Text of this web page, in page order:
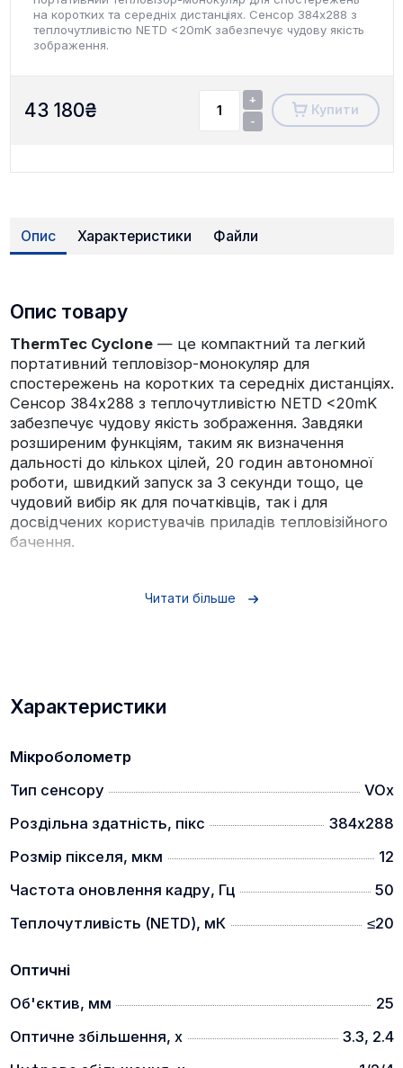
на коротких та середніх дистанціях. Сенсор 384х288 з
теплочутливістю NETD <20mK забезпечує чудову якість
зображення.
43 180₴
+
-
Купити
Опис Характеристики Файли
Опис товару
ThermTec Cyclone— це компактний та легкий
портативний тепловізор-монокуляр для
спостережень на коротких та середніх дистанціях.
Сенсор 384х288 з теплочутливістю NETD <20mK
забезпечує чудову якість зображення. Завдяки
розширеним функціям, таким як визначення
дальності до кількох цілей, 20 годин автономної
роботи, швидкий запуск за 3 секунди тощо, це
чудовий вибір як для початківців, так і для
досвідчених користувачів приладів тепловізійного
бачення.
СПІВВІДНОШЕННЯ ЦІНИ ТА ЯКОСТІ
NETD <20 мК, що забезпечує чітке зображення
приладів компанії ThermTec, Cyclone також
пропонує більш портативний розмір та
привабливішу ціну. Відчуйте досконалість, яка
відповідає вашим потребам.
КИШЕНЬКОВИЙ РОЗМІР
Читати більше
Характеристики
Мікроболометр
Тип сенсору
VOx
Роздільна здатність, пікс
384х288
Розмір пікселя, мкм
12
Частота оновлення кадру, Гц
50
Теплочутливість (NETD), мК
≤20
Оптичні
Об'єктив, мм
25
Оптичне збільшення, x
3.3, 2.4